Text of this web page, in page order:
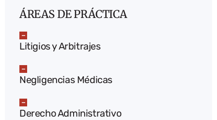
ÁREAS DE PRÁCTICA
Litigios y Arbitrajes
Negligencias Médicas
Derecho Administrativo